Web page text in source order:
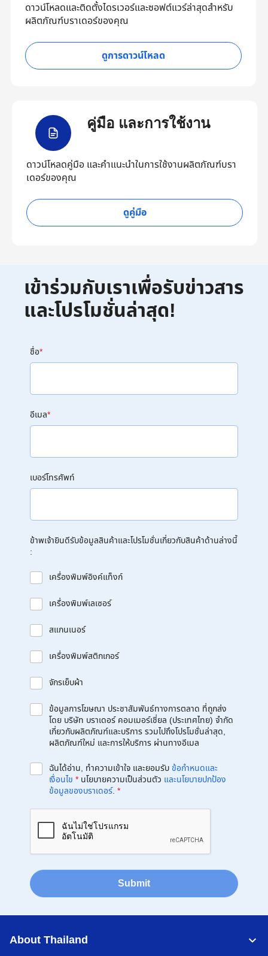
ดาวน์โหลดและติดตั้งไดรเวอร์และซอฟต์แวร์ล่าสุดสำหรับ
ผลิตภัณฑ์บราเดอร์ของคุณ
ดูการดาวน์โหลด
คู่มือ และการใช้งาน
ดาวน์โหลดคู่มือ และคำแนะนำในการใช้งานผลิตภัณฑ์บรา
เดอร์ของคุณ
ดูคู่มือ
เข้าร่วมกับเราเพื่อรับข่าวสาร
และโปรโมชั่นล่าสุด!
ชื่อ*
อีเมล*
เบอร์โทรศัพท์
ข้าพเจ้ายินดีรับข้อมูลสินค้าและโปรโมชั่นเกี่ยวกับสินค้าด้านล่างนี้
:
เครื่องพิมพ์อิงค์แท็งก์
เครื่องพิมพ์เลเซอร์
สแกนเนอร์
เครื่องพิมพ์สติกเกอร์
จักรเย็บผ้า
ข้อมูลการโฆษณา ประชาสัมพันธ์ทางการตลาด ที่ถูกส่ง
โดย บริษัท บราเดอร์ คอมเมอร์เชี่ยล (ประเทศไทย) จำกัด
เกี่ยวกับผลิตภัณฑ์และบริการ รวมไปถึงโปรโมชั่นล่าสุด,
ผลิตภัณฑ์ใหม่ และการให้บริการ ผ่านทางอีเมล
ฉันได้อ่าน, ทำความเข้าใจ และยอมรับข้อกำหนดและ
เงื่อนไข * นโยบายความเป็นส่วนตัว และนโยบายปกป้อง
ข้อมูลของบราเดอร์. *
Submit
About Thailand